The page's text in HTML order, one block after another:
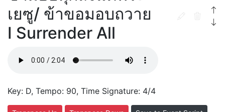
เยซู/ ข้าขอมอบถวาย
I Surrender All
Key: D, Tempo: 90, Time Signature: 4/4